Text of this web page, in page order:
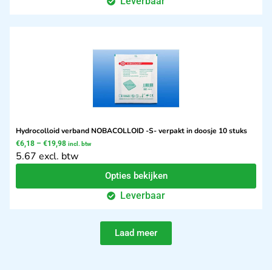
Hydrocolloid verband NOBACOLLOID -S- verpakt in doosje 10 stuks
€6,18 – €19,98 incl. btw
5.67 excl. btw
Opties bekijken
Leverbaar
Laad meer